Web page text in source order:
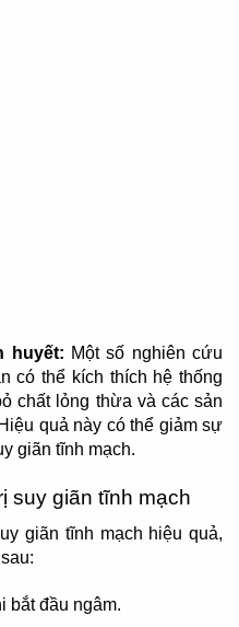
huyết: Một số nghiên cứu
có thể kích thích hệ thống
chất lỏng thừa và các sản
quả này có thể giảm sự
giãn tĩnh mạch.
suy giãn tĩnh mạch
giãn tĩnh mạch hiệu quả,
bắt đầu ngâm.